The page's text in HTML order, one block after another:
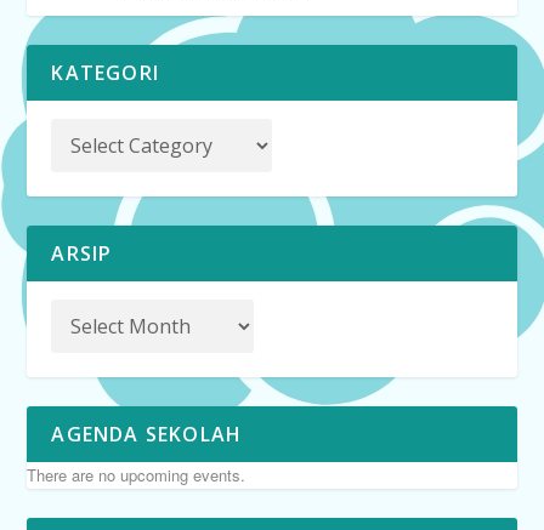
KATEGORI
ARSIP
AGENDA SEKOLAH
There are no upcoming events.